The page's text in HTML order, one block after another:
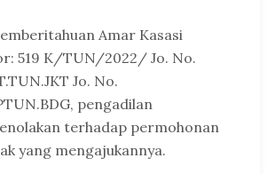
Amar Kasasi
519 K/TUN/2022/ Jo. No.
Jo. No.
pengadilan
terhadap permohonan
yang mengajukannya.